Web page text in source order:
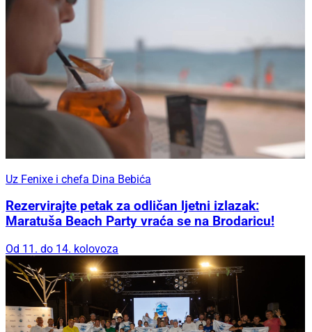
Uz Fenixe i chefa Dina Bebića
Rezervirajte petak za odličan ljetni izlazak:
Maratuša Beach Party vraća se na Brodaricu!
Od 11. do 14. kolovoza